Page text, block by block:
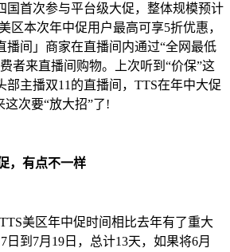
国首次参与平台级大促，整体规模预计
区本次年中促用户最高可享5折优惠，
播间」商家在直播间内通过“全网最低
者来直播间购物。上次听到“价保”这
部主播双11的直播间，TTS在年中大促
这次要“放大招”了!
，有点不一样
美区年中促时间相比去年有了重大
日到7月19日，总计13天，如果将6月